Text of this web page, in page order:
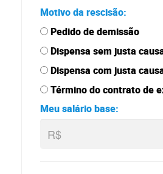
Motivo da rescisão:
Pedido de demissão
Dispensa sem justa
Dispensa com justa
Término do contrato de
Meu salário base: